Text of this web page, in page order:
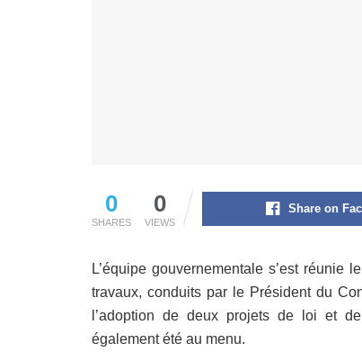
0
SHARES
0
VIEWS
Share on
L’équipe gouvernementale s’est
travaux, conduits par le Président du
l’adoption de deux projets de loi et
également été au menu.